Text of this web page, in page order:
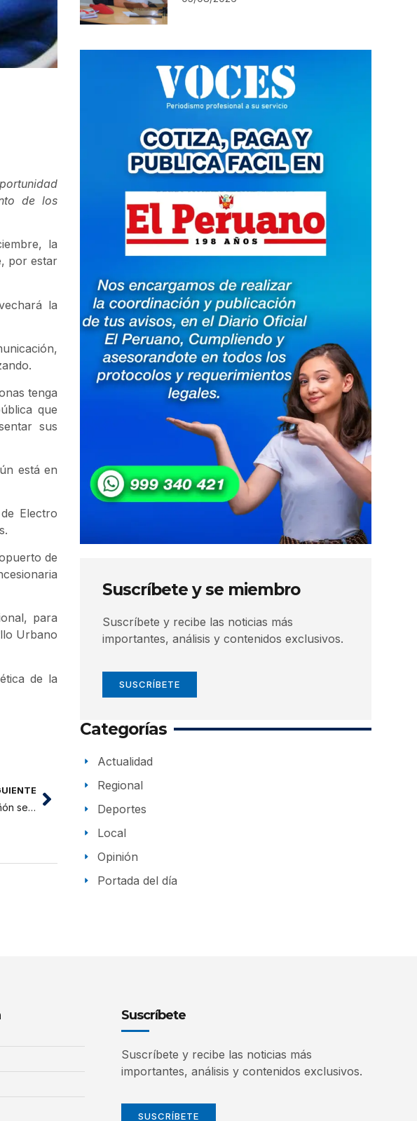
de los
la
por estar
la
tenga
que
sus
está en
Electro
de
para
Urbano
de la
Cambio de redes de jirón Martinez de Compagñón se presupuestó para el 2017
Suscríbete y se miembro
Suscríbete y recibe las noticias más
importantes, análisis y contenidos exclusivos.
SUSCRÍBETE
Categorías
Actualidad
Regional
Deportes
Local
Opinión
Portada del día
Suscríbete
Suscríbete y recibe las noticias más
importantes, análisis y contenidos exclusivos.
SUSCRÍBETE